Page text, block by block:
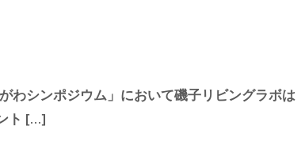
わシンポジウム」において磯子リビングラボは
ト […]